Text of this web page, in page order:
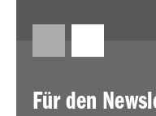
Für den